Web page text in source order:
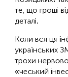
те, що гроші
деталі.
Коли вся ця
українських
трохи
«чеський